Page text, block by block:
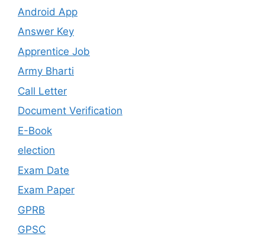
Android App
Answer Key
Apprentice Job
Army Bharti
Call Letter
Document Verification
E-Book
election
Exam Date
Exam Paper
GPRB
GPSC